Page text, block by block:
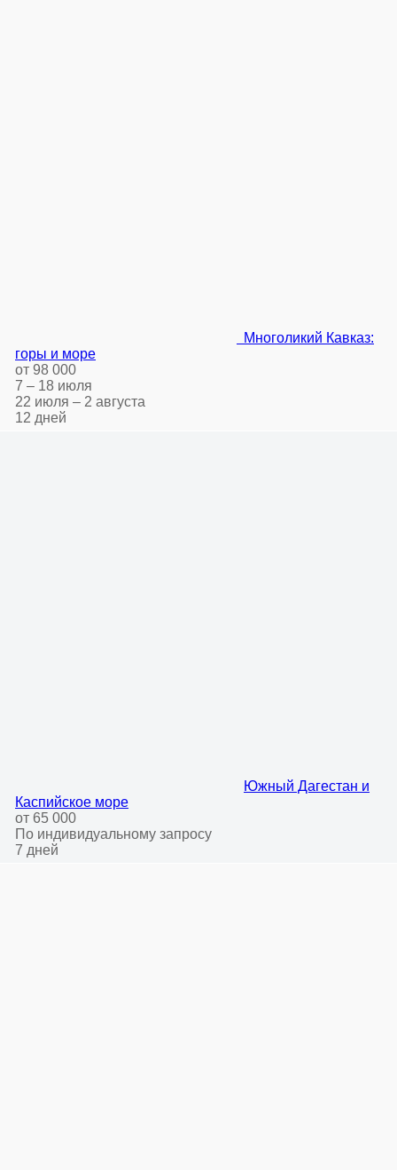
Многоликий Кавказ:
горы и море
от 98 000
7 – 18 июля
22 июля – 2 августа
12 дней
Южный Дагестан и
Каспийское море
от 65 000
По индивидуальному запросу
7 дней